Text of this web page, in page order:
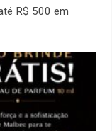
R$ 500 em